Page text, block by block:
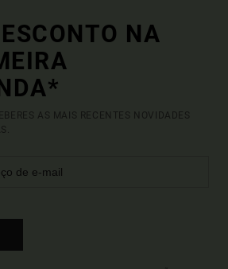
NA
AS MAIS RECENTES NOVIDADES